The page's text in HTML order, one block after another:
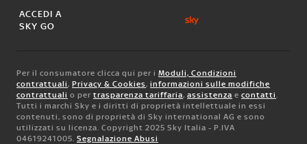
ACCEDI A
SKY GO
Per il consumatore clicca qui per i Moduli, Condizioni
contrattuali , Privacy & Cookies, informazioni sulle modifiche
contrattuali o per trasparenza tariffaria, assistenza e contatti
Tutti i marchi Sky e i diritti di proprietà intellettuale in essi
contenuti, sono di proprietà di Sky international AG e sono
utilizzati su licenza. Copyright 2025 Sky Italia - P.IVA
04619241005. Segnalazione Abusi